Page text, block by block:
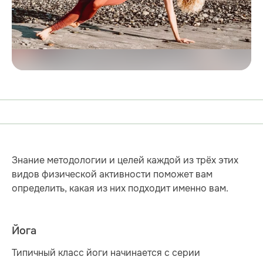
Знание методологии и целей каждой из трёх этих
видов физической активности поможет вам
определить, какая из них подходит именно вам.
Йога
Типичный класс йоги начинается с серии